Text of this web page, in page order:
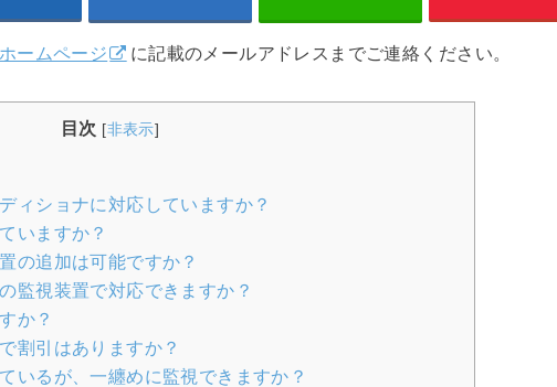
ホームページ に記載のメールアドレスまでご連絡ください。
目次 [非表示]
ショナに対応していますか？
いますか？
の追加は可能ですか？
監視装置で対応できますか？
か？
割引はありますか？
いるが、一纏めに監視できますか？